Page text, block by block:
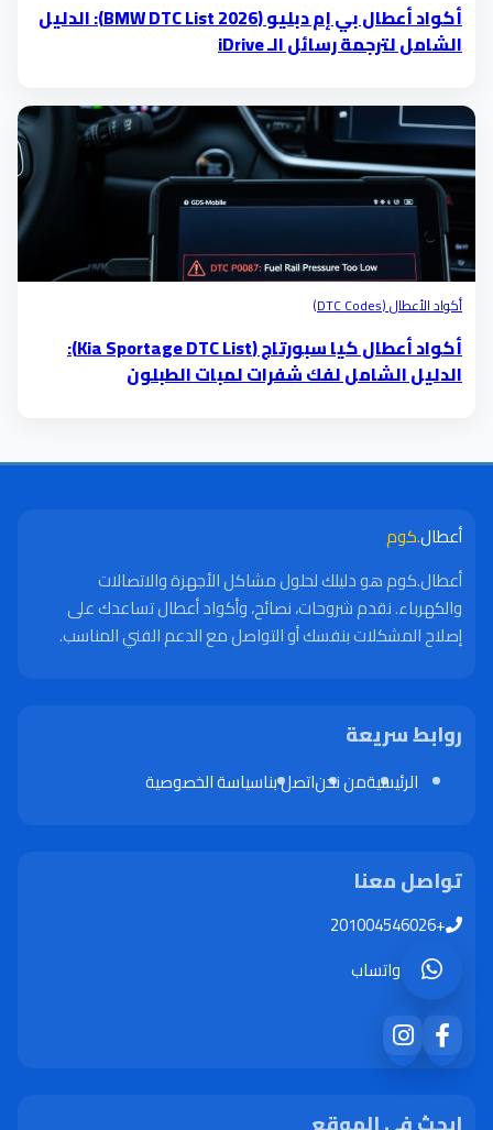
أكواد أعطال بي إم دبليو (BMW DTC List 2026): الدليل
الشامل لترجمة رسائل الـ iDrive
أكواد الأعطال (DTC Codes)
أكواد أعطال كيا سبورتاج (Kia Sportage DTC List):
الدليل الشامل لفك شفرات لمبات الطبلون
أعطال.كوم
أعطال.كوم هو دليلك لحلول مشاكل الأجهزة والاتصالات
والكهرباء. نقدم شروحات، نصائح، وأكواد أعطال تساعدك على
إصلاح المشكلات بنفسك أو التواصل مع الدعم الفني المناسب.
روابط سريعة
الرئيسيةمن نحناتصل بناسياسة الخصوصية
تواصل معنا
+201004546026
واتساب